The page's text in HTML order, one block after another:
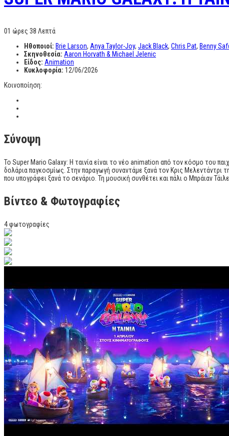
01 ώρες 38 Λεπτά
Ηθοποιοί: Brie Larson, Anya Taylor-Joy, Jack Black, Chris Pat, Benny
Σκηνοθεσία: Aaron Horvath & Michael Jelenic
Είδος: Animation
Κυκλοφορία: 12/06/2026
Κοινοποίηση:
Σύνοψη
To Super Mario Galaxy: Η ταινία είναι το νέο animation από τον κόσμο του
δολάρια παγκοσμίως. Στην παραγωγή συναντάμε ξανά τον Κρις
που υπογράφει ξανά το σενάριο. Τη μουσική συνθέτει και πάλι ο Μπράιαν
Βίντεο & Φωτογραφίες
4 φωτογραφίες